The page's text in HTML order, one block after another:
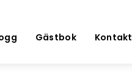
Gästbok Kontakt